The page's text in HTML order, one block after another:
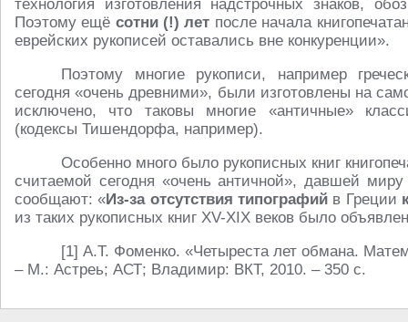
технология изготовления надстрочных знаков,
Поэтому ещё сотни (!) лет после начала
еврейских рукописей оставались вне конкуренции».
Поэтому многие рукописи, например
сегодня «очень древними», были изготовлены на
исключено, что таковы многие «античные»
(кодексы Тишендорфа, например).
Особенно много было рукописных книг
считаемой сегодня «очень античной», давшей
сообщают: «Из-за отсутствия типографийв Греции
из таких рукописных книг XV-XIX веков было
[1] А.Т. Фоменко. «Четыреста лет обмана.
– М.: Астреь; АСТ; Владимир: ВКТ, 2010. – 350 с.